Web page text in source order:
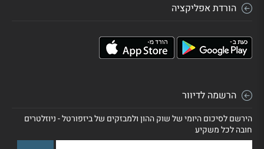
הורדת אפליקציה
הרשמה לדיוור
הירשם לסיכום היומי של שוק ההון ולמבזקים של ביזפורטל - ניוזלטרים
חובה לכל משקיע